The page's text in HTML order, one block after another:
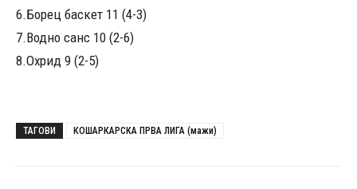
6.Борец баскет 11 (4-3)
7.Водно санс 10 (2-6)
8.Охрид 9 (2-5)
ТАГОВИ КОШАРКАРСКА ПРВА ЛИГА (мажи)